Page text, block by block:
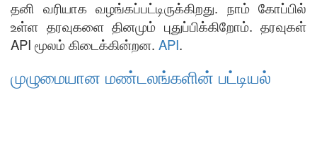
தனி வரியாக வழங்கப்பட்டிருக்கிறது. நாம் கோப்பில்
உள்ள தரவுகளை தினமும் புதுப்பிக்கிறோம். தரவுகள்
API மூலம் கிடைக்கின்றன. API.
முழுமையான மண்டலங்களின் பட்டியல்